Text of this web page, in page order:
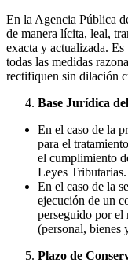
En la Agencia Pública
de manera lícita, leal,
exacta y actualizada.
todas las medidas
rectifiquen sin dilación
Base Jurídica
En el caso de la
para el
el cumplimiento
Leyes Tributarias.
En el caso de la
ejecución de un
perseguido por el
(personal, bienes
Plazo de